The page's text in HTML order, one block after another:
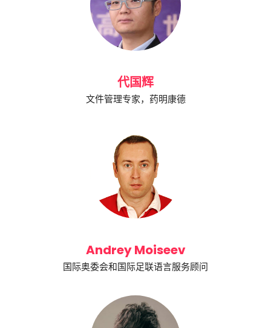
代国辉
文件管理专家，药明康德
Andrey Moiseev
国际奥委会和国际足联语言服务顾问